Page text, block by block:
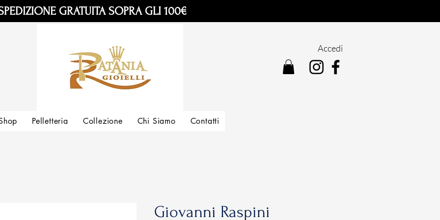
GRATUITA SOPRA GLI 100€
Accedi
Giovanni Raspini
Pelletteria Collezione Chi Siamo Contatti